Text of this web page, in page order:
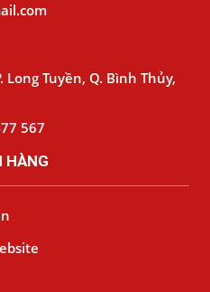
Long Tuyền, Q. Bình Thủy,
567
HÀNG